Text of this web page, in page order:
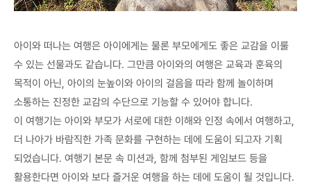
아이와 떠나는 여행은 아이에게는 물론 부모에게도 좋은 교감을 이룰
수 있는 선물과도 같습니다. 그만큼 아이와의 여행은 교육과 훈육의
목적이 아닌, 아이의 눈높이와 아이의 걸음을 따라 함께 놀이하며
소통하는 진정한 교감의 수단으로 기능할 수 있어야 합니다.
이 여행기는 아이와 부모가 서로에 대한 이해와 인정 속에서 여행하고,
더 나아가 바람직한 가족 문화를 구현하는 데에 도움이 되고자 기획
되었습니다. 여행기 본문 속 미션과, 함께 첨부된 게임보드 등을
활용한다면 아이와 보다 즐거운 여행을 하는 데에 도움이 될 것입니다.